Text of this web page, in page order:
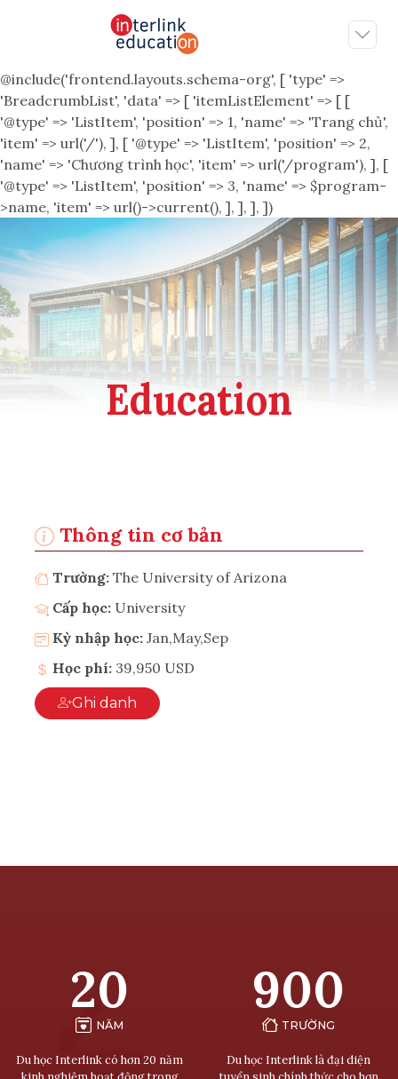
@include('frontend.layouts.schema-org', [ 'type' =>
'BreadcrumbList', 'data' => [ 'itemListElement' => [ [
'@type' => 'ListItem', 'position' => 1, 'name' => 'Trang chủ',
'item' => url('/'), ], [ '@type' => 'ListItem', 'position' => 2,
'name' => 'Chương trình học', 'item' => url('/program'), ], [
'@type' => 'ListItem', 'position' => 3, 'name' => $program-
>name, 'item' => url()->current(), ], ], ], ])
Education
Thông tin cơ bản
Trường: The University of Arizona
Cấp học: University
Kỳ nhập học: Jan,May,Sep
Học phí: 39,950 USD
Ghi danh
20
NĂM
Du học Interlink có hơn 20 năm
900
TRƯỜNG
Du học Interlink là đại diện